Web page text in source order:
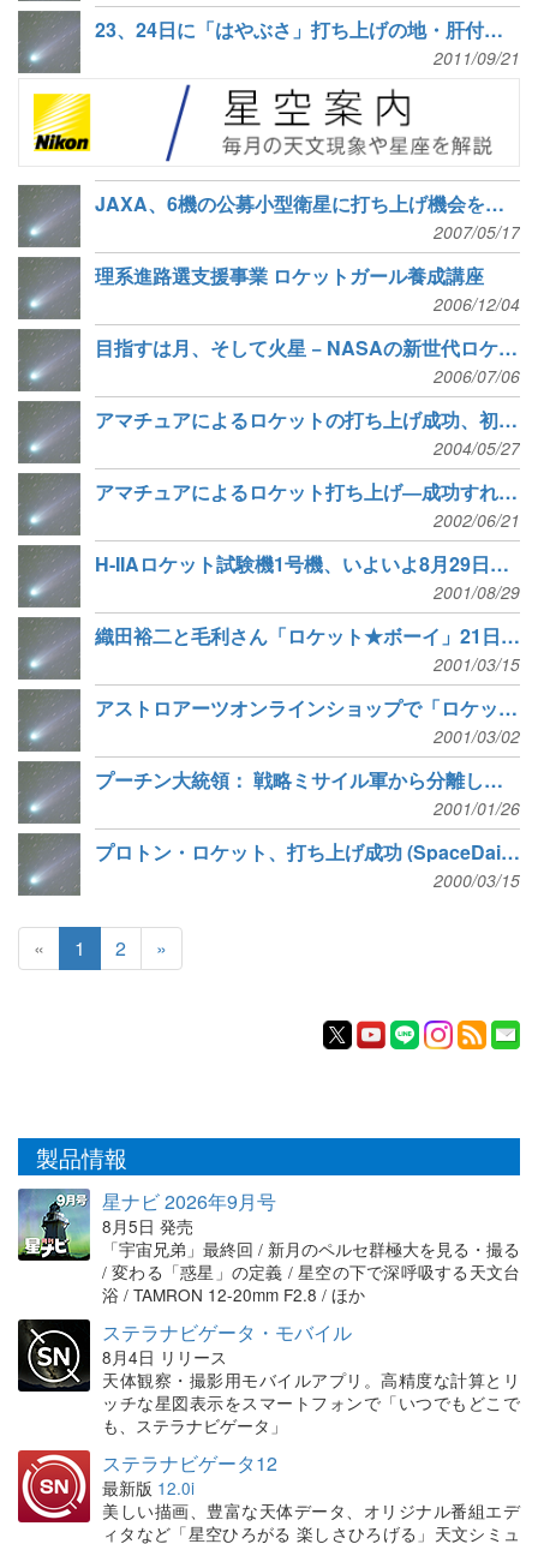
23、24日に「はやぶさ」打ち上げの地・肝付町で宇宙イベント
2011/09/21
JAXA、6機の公募小型衛星に打ち上げ機会を提供
2007/05/17
理系進路選支援事業 ロケットガール養成講座
2006/12/04
目指すは月、そして火星 − NASAの新世代ロケット「アレス」
2006/07/06
アマチュアによるロケットの打ち上げ成功、初めて高度100kmの宇宙へ
2004/05/27
アマチュアによるロケット打ち上げ―成功すれば世界初
2002/06/21
H-IIAロケット試験機1号機、いよいよ8月29日打ち上げ
2001/08/29
織田裕二と毛利さん「ロケット★ボーイ」21日最終回でも共演
2001/03/15
アストロアーツオンラインショップで「ロケット★ボーイ」グッズ特集
2001/03/02
プーチン大統領： 戦略ミサイル軍から分離して「宇宙軍」を新設
2001/01/26
プロトン・ロケット、打ち上げ成功 (SpaceDaily)
2000/03/15
« 1 2 »
製品情報
星ナビ 2026年9月号
8月5日 発売
「宇宙兄弟」最終回 / 新月のペルセ群極大を見る・撮る
/ 変わる「惑星」の定義 / 星空の下で深呼吸する天文台
浴 / TAMRON 12-20mm F2.8 / ほか
ステラナビゲータ・モバイル
8月4日 リリース
天体観察・撮影用モバイルアプリ。高精度な計算とリ
ッチな星図表示をスマートフォンで「いつでもどこで
も、ステラナビゲータ」
ステラナビゲータ12
最新版 12.0i
美しい描画、豊富な天体データ、オリジナル番組エデ
ィタなど「星空ひろがる 楽しさひろげる」天文シミュ